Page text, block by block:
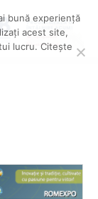
bună experiență
acest site,
lucru. Citește